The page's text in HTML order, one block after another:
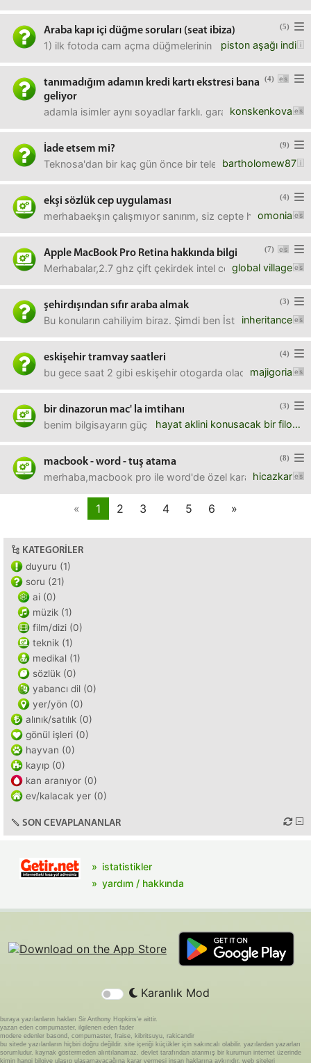
(5)
Araba kapı içi düğme soruları (seat ibiza)
piston aşağı indi
1) ilk fotoda cam açma düğmelerinin arasındaki tuş
(4)
tanımadığım adamın kredi kartı ekstresi bana
geliyor
konskenkova
adamla isimler aynı soyadlar farklı. garanti
(9)
İade etsem mi?
bartholomew87
Teknosa'dan bir kaç gün önce bir telefon aldım. Ancak
(4)
ekşi sözlük cep uygulaması
omonia
merhabaekşın çalışmıyor sanırım, siz cepte hangisini
(7)
Apple MacBook Pro Retina hakkında bilgi
global village
Merhabalar,2.7 ghz çift çekirdek intel core i5 işlemciye
(3)
şehirdışından sıfır araba almak
inheritance
Bu konuların cahiliyim biraz. Şimdi ben İstanbul'dayım,
(4)
eskişehir tramvay saatleri
majigoria
bu gece saat 2 gibi eskişehir otogarda olacağım. çarşı
(3)
bir dinazorun mac' la imtihanı
hayat aklini konusacak bir filozof uret
benim bilgisayarın güç kaynağı dumanlar çıkararak
(8)
macbook - word - tuş atama
hicazkar
merhaba,macbook pro ile word'de özel karakterlere tuş
« 1 2 3 4 5 6 »
KATEGORILER
duyuru (1)
soru (21)
ai (0)
müzik (1)
film/dizi (0)
teknik (1)
medikal (1)
sözlük (0)
yabancı dil (0)
yer/yön (0)
alınık/satılık (0)
gönül işleri (0)
hayvan (0)
kayıp (0)
kan aranıyor (0)
ev/kalacak yer (0)
SON CEVAPLANANLAR
istatistikler
yardım / hakkında
Karanlık Mod
buraya yazılanların hakları Sir Anthony Hopkins'e aittir.
yazan eden compumaster, ilgilenen eden fader
modere edenler basond, compumaster, fraise, kibritsuyu, rakicandir
bu sitede yazılanların hiçbiri doğru değildir. site içeriği küçükler için sakıncalı olabilir. yazılardan yazarları
sorumludur. kaynak göstermeden alıntılanamaz. devlet tarafından atanmış bir kurumun internet üzerinde
kimin hangi bilgiye ulaşıp ulaşamayacağına karar vermesi insan haklarına aykırıdır. web siteleri